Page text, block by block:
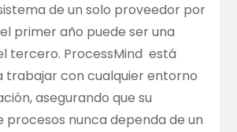
de un solo proveedor por
primer año puede ser una
tercero. ProcessMind está
trabajar con cualquier entorno
asegurando que su
procesos nunca dependa de un